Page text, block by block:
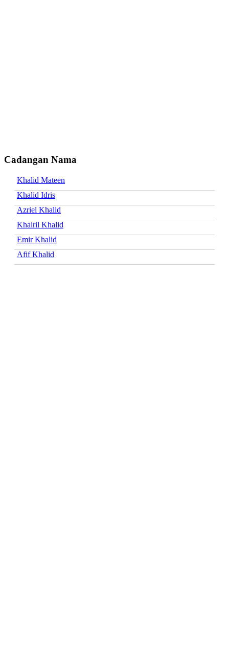
Cadangan Nama
Khalid Mateen
Khalid Idris
Azriel Khalid
Khairil Khalid
Emir Khalid
Afif Khalid